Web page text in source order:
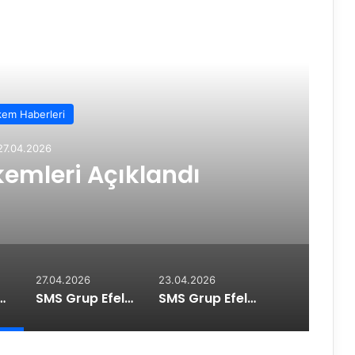
Haberleri
Açıklandı
Açıklandı
27.04.2026
SMS Grup Efeler Ligi Play-off Final Etabında İkinci Maç Oynandı
23.04.2026
SMS Grup Efeler Ligi’nde Play-Off 3-4 Etabı Başladı